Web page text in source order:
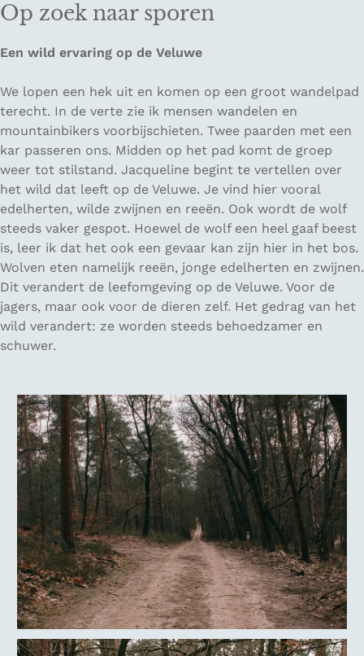
Op zoek naar sporen
Een wild ervaring op de Veluwe
We lopen een hek uit en komen op een groot wandelpad
terecht. In de verte zie ik mensen wandelen en
mountainbikers voorbijschieten. Twee paarden met een
kar passeren ons. Midden op het pad komt de groep
weer tot stilstand. Jacqueline begint te vertellen over
het wild dat leeft op de Veluwe. Je vind hier vooral
edelherten, wilde zwijnen en reeën. Ook wordt de wolf
steeds vaker gespot. Hoewel de wolf een heel gaaf beest
is, leer ik dat het ook een gevaar kan zijn hier in het bos.
Wolven eten namelijk reeën, jonge edelherten en zwijnen.
Dit verandert de leefomgeving op de Veluwe. Voor de
jagers, maar ook voor de dieren zelf. Het gedrag van het
wild verandert: ze worden steeds behoedzamer en
schuwer.